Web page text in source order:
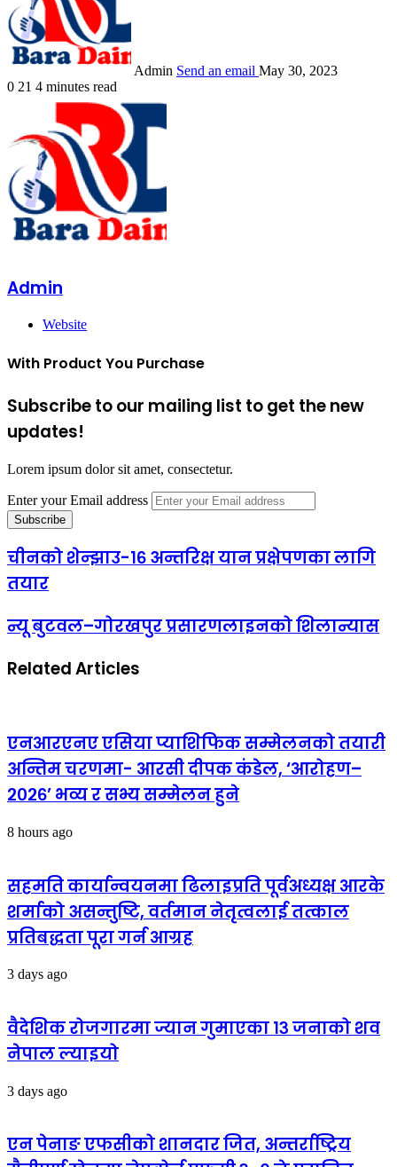
Admin Send an email May 30, 2023
0 21 4 minutes read
Admin
Website
With Product You Purchase
Subscribe to our mailing list to get the new
updates!
Lorem ipsum dolor sit amet, consectetur.
Enter your Email address
चीनको शेन्झाउ-१६ अन्तरिक्ष यान प्रक्षेपणका लागि
तयार
न्यू बुटवल–गोरखपुर प्रसारणलाइनको शिलान्यास
Related Articles
एनआरएनए एसिया प्याशिफिक सम्मेलनको तयारी
अन्तिम चरणमा- आरसी दीपक कंडेल, ‘आरोहण–
२०२६’ भव्य र सभ्य सम्मेलन हुने
8 hours ago
सहमति कार्यान्वयनमा ढिलाइप्रति पूर्वअध्यक्ष आरके
शर्माको असन्तुष्टि, वर्तमान नेतृत्वलाई तत्काल
प्रतिबद्धता पूरा गर्न आग्रह
3 days ago
वैदेशिक रोजगारमा ज्यान गुमाएका १३ जनाको शव
नेपाल ल्याइयो
3 days ago
एन पेनाङ एफसीको शानदार जित, अन्तर्राष्ट्रिय